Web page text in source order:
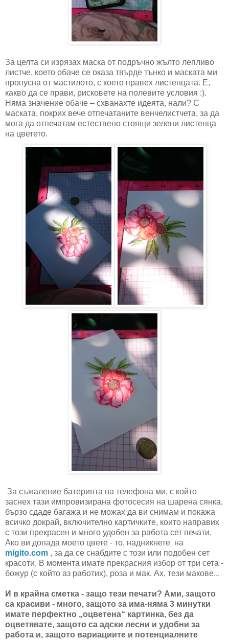
За целта си изрязах маска от подръчно жълто лепливо
листче, което обаче се оказа твърде тънко и маската ми
пропусна от мастилото, с което правех листенцата. Е,
какво да се прави, рисковете на полевите условия :).
Няма значение обаче – схванахте идеята, нали? С
маската, покрих вече отпечатаните венчелистчета, за да
мога да отпечатам естествено стоящи зелени листенца
на цветето.
За съжаление батерията на телефона ми, с който
заснех тази импровизирана фотосесия на шарена сянка,
бързо сдаде багажа и не можах да ви снимам и покажа
всичко докрай, включително картичките, които направих
с този прекрасен и много удобен за работа сет печати.
Ако ви допада моето цвете - то, надникнете на
migito.com , за да се снабдите с този или подобен сет
красоти. В момента имате прекрасния избор от три сета -
божур (с който аз работих), роза и мак. Ах, тези макове...
И в крайна сметка - защо тези печати? Ами, защото
са красиви - много, защото за има-няма 3 минутки
имате перфектно „оцветена“ картинка, без да
оцветявате, защото са адски лесни и удобни за
работа и, защото вариациите и потенциалните